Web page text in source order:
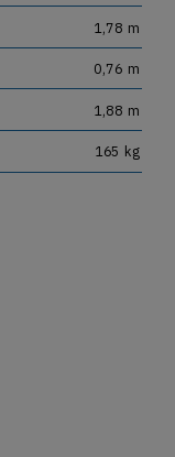
1,78 m
0,76 m
1,88 m
165 kg